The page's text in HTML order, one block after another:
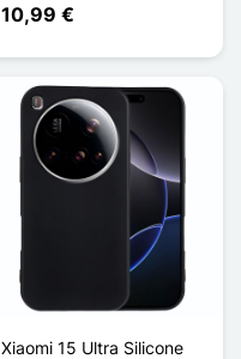
10,99 €
Xiaomi 15 Ultra Silicone